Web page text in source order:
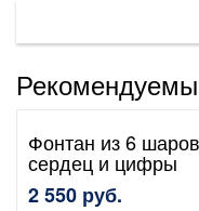
Фонтан из 6
сердец и цифры
2 550 руб.